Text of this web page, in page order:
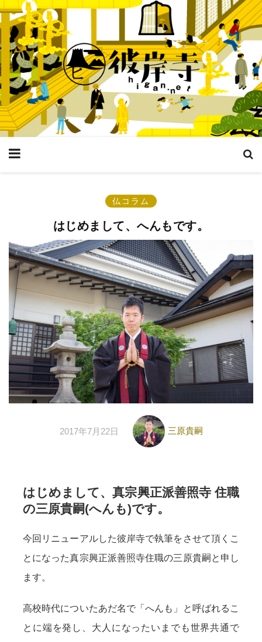
仏コラム
はじめまして、へんもです。
2017年7月22日 三原貴嗣
はじめまして、真宗興正派善照寺 住職
の三原貴嗣(へんも)です。
今回リニューアルした彼岸寺で執筆をさせて頂くこ
とになった真宗興正派善照寺住職の三原貴嗣と申し
ます。
高校時代についたあだ名で「へんも」と呼ばれるこ
とに端を発し、大人になったいまでも世界共通で